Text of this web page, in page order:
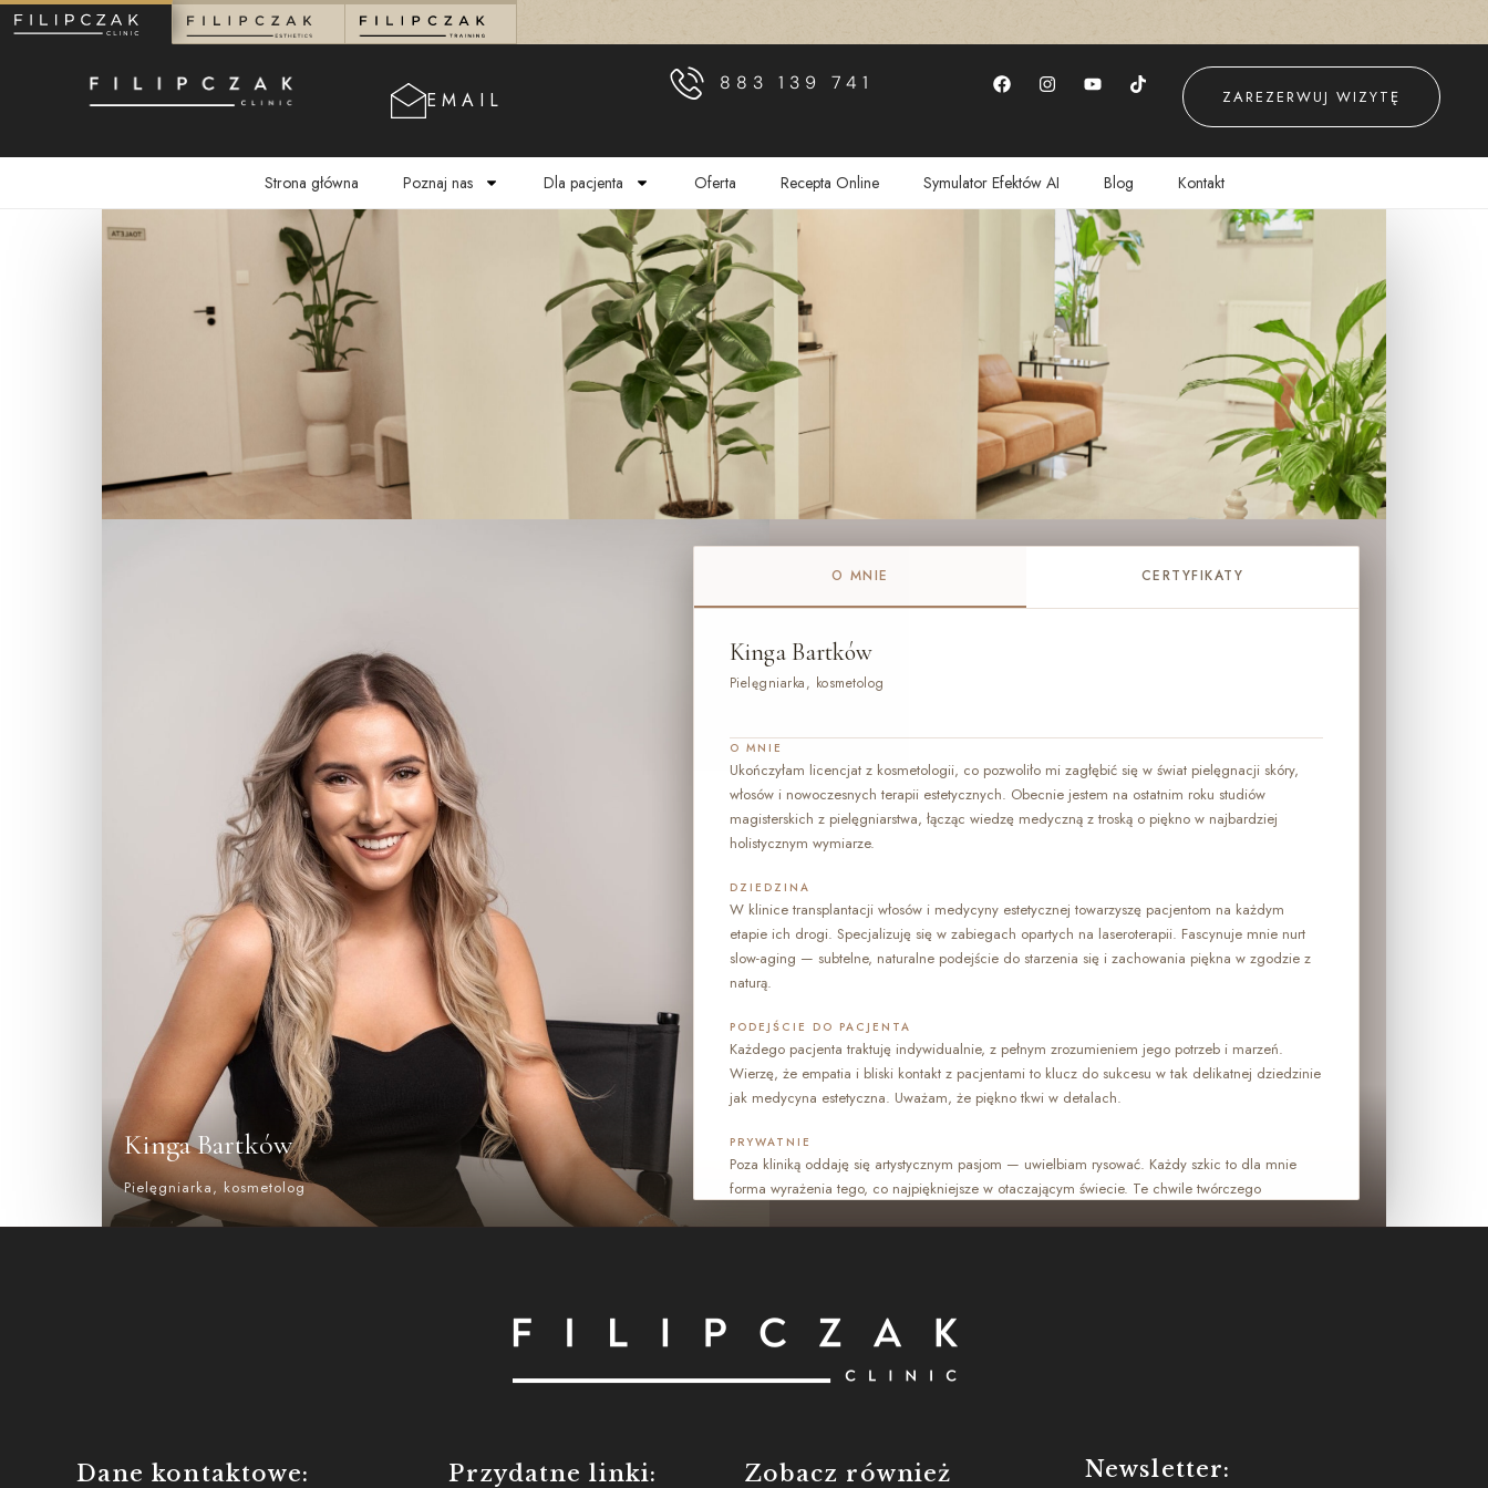
EMAIL
883 139 741
ZAREZERWUJ WIZYTĘ
Strona główna Poznaj nas Dla pacjenta Oferta Recepta Online Symulator Efektów AI Blog Kontakt
Kinga Bartków
Pielęgniarka, kosmetolog
O MNIE CERTYFIKATY
Kinga Bartków
Pielęgniarka, kosmetolog
O MNIE
Ukończyłam licencjat z kosmetologii, co pozwoliło mi zagłębić się w świat pielęgnacji skóry,
włosów i nowoczesnych terapii estetycznych. Obecnie jestem na ostatnim roku studiów
magisterskich z pielęgniarstwa, łącząc wiedzę medyczną z troską o piękno w najbardziej
holistycznym wymiarze.
DZIEDZINA
W klinice transplantacji włosów i medycyny estetycznej towarzyszę pacjentom na każdym
etapie ich drogi. Specjalizuję się w zabiegach opartych na laseroterapii. Fascynuje mnie nurt
slow-aging — subtelne, naturalne podejście do starzenia się i zachowania piękna w zgodzie z
naturą.
PODEJŚCIE DO PACJENTA
Każdego pacjenta traktuję indywidualnie, z pełnym zrozumieniem jego potrzeb i marzeń.
Wierzę, że empatia i bliski kontakt z pacjentami to klucz do sukcesu w tak delikatnej dziedzinie
jak medycyna estetyczna. Uważam, że piękno tkwi w detalach.
PRYWATNIE
Poza kliniką oddaję się artystycznym pasjom — uwielbiam rysować. Każdy szkic to dla mnie
forma wyrażenia tego, co najpiękniejsze w otaczającym świecie. Te chwile twórczego
Dane kontaktowe: Przydatne linki: Zobacz również Newsletter: